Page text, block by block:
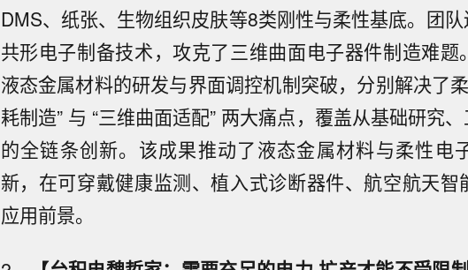
DMS、纸张、生物组织皮肤等8类刚性与柔性基底。团
共形电子制备技术，攻克了三维曲面电子器件制造难题
液态金属材料的研发与界面调控机制突破，分别解决了
耗制造” 与 “三维曲面适配” 两大痛点，覆盖从基础研究
的全链条创新。该成果推动了液态金属材料与柔性电
新，在可穿戴健康监测、植入式诊断器件、航空航天智
应用前景。